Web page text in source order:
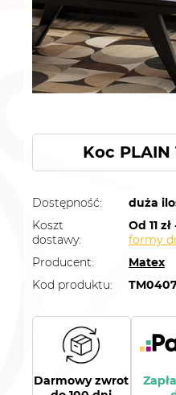
Koc PLAIN
Dostępność:
duża
Koszt
dostawy:
Od 11
formy
Producent:
Matex
Kod produktu:
Darmowy zwrot